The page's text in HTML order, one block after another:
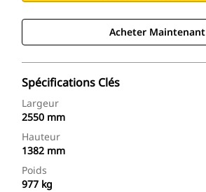
Acheter Maintenant
Spécifications Clés
Largeur
2550 mm
Hauteur
1382 mm
Poids
977 kg